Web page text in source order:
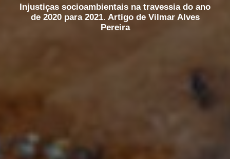
Injustiças socioambientais na travessia do ano
de 2020 para 2021. Artigo de Vilmar Alves
Pereira